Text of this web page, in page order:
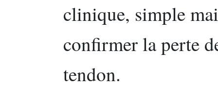
clinique, simple
confirmer la perte
tendon.